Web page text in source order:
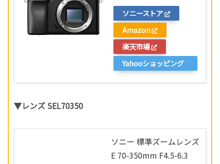
ソニーストア
Amazon
楽天市場
Yahooショッピング
▼レンズ SEL70350
ソニー 標準ズームレンズ
E 70-350mm F4.5-6.3